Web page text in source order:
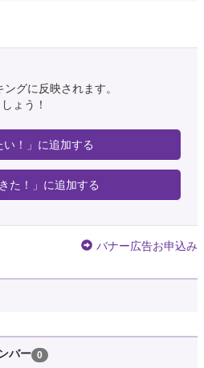
グに反映されます。
ょう！
い！」に追加する
た！」に追加する
バナー広告お申込み
バー 0